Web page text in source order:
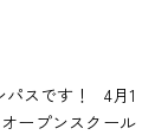
パスです！ 4月1
ープンスクール